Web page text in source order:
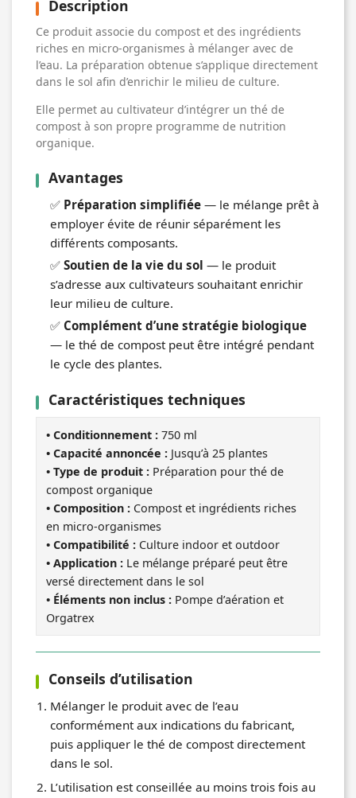
Description
Ce produit associe du compost et des ingrédients
riches en micro-organismes à mélanger avec de
l’eau. La préparation obtenue s’applique directement
dans le sol afin d’enrichir le milieu de culture.
Elle permet au cultivateur d’intégrer un thé de
compost à son propre programme de nutrition
organique.
Avantages
✅ Préparation simplifiée — le mélange prêt à
employer évite de réunir séparément les
différents composants.
✅Soutien de la vie du sol — le produit
s’adresse aux cultivateurs souhaitant enrichir
leur milieu de culture.
✅ Complément d’une stratégie biologique
— le thé de compost peut être intégré pendant
le cycle des plantes.
Caractéristiques techniques
• Conditionnement : 750 ml
• Capacité annoncée : Jusqu’à 25 plantes
• Type de produit : Préparation pour thé de
compost organique
• Composition : Compost et ingrédients riches
en micro-organismes
• Compatibilité : Culture indoor et outdoor
• Application : Le mélange préparé peut être
versé directement dans le sol
• Éléments non inclus : Pompe d’aération et
Orgatrex
Conseils d’utilisation
Mélanger le produit avec de l’eau
conformément aux indications du fabricant,
puis appliquer le thé de compost directement
dans le sol.
L’utilisation est conseillée au moins trois fois au